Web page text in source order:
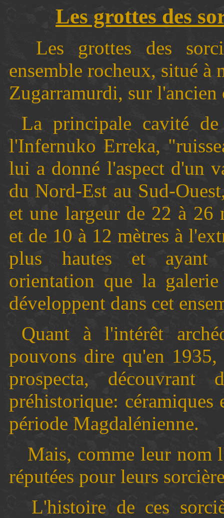
Les grottes des
Les grottes des
ensemble rocheux, situé à
Zugarramurdi, sur
La principale cavité
l'Infernuko Erreka,
lui a donné l'aspect d'un
du Nord-Est au Sud-
et une largeur de 22 à 26
et de 10 à 12 mètres à
plus hautes et ayant
orientation que la
développent dans cet
Quant à l'intérêt
pouvons dire qu'en
prospecta, découvrant
préhistorique:
période Magdalénienne.
Mais, comme leur nom
réputées pour leurs
L'histoire de ces